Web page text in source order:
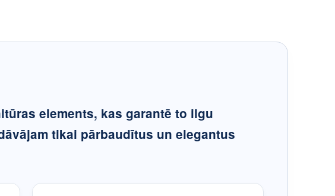
elements, kas garantē to ilgu
tikai pārbaudītus un elegantus